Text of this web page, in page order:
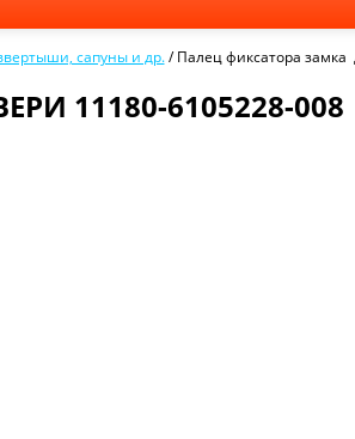
сапуны и др. /Палец фиксатора замка
11180-6105228-008